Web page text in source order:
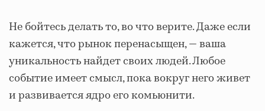
Не бойтесь делать то, во что верите. Даже если
кажется, что рынок перенасыщен, — ваша
уникальность найдет своих людей. Любое
событие имеет смысл, пока вокруг него живет
и развивается ядро его комьюнити.